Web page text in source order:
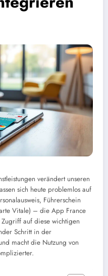
verändert unseren
sich heute problemlos auf
Führerschein
Vitale) – die App France
auf diese wichtigen
Schritt in der
macht die Nutzung von